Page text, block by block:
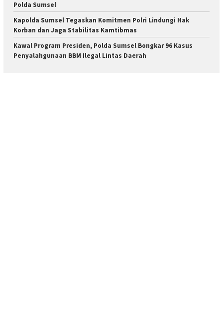
Polda Sumsel
Kapolda Sumsel Tegaskan Komitmen Polri Lindungi Hak
Korban dan Jaga Stabilitas Kamtibmas
Kawal Program Presiden, Polda Sumsel Bongkar 96 Kasus
Penyalahgunaan BBM Ilegal Lintas Daerah